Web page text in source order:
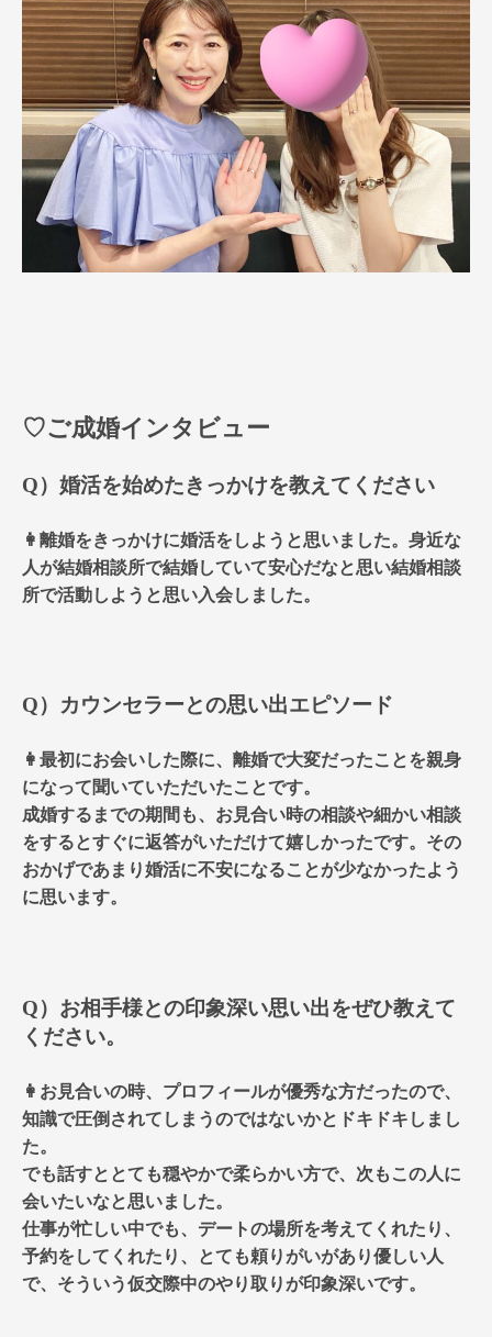
♡ご成婚インタビュー
Q）婚活を始めたきっかけを教えてください
👩離婚をきっかけに婚活をしようと思いました。身近な
人が結婚相談所で結婚していて安心だなと思い結婚相談
所で活動しようと思い入会しました。
Q）カウンセラーとの思い出エピソード
👩最初にお会いした際に、離婚で大変だったことを親身
になって聞いていただいたことです。
成婚するまでの期間も、お見合い時の相談や細かい相談
をするとすぐに返答がいただけて嬉しかったです。その
おかげであまり婚活に不安になることが少なかったよう
に思います。
Q）お相手様との印象深い思い出をぜひ教えて
ください。
👩お見合いの時、プロフィールが優秀な方だったので、
知識で圧倒されてしまうのではないかとドキドキしまし
た。
でも話すととても穏やかで柔らかい方で、次もこの人に
会いたいなと思いました。
仕事が忙しい中でも、デートの場所を考えてくれたり、
予約をしてくれたり、とても頼りがいがあり優しい人
で、そういう仮交際中のやり取りが印象深いです。